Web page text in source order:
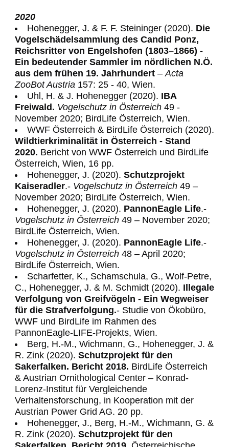
2020
Hohenegger, J. & F. F. Steininger (2020). Die
Vogelschädelsammlung des Candid Ponz,
Reichsritter von Engelshofen (1803–1866) -
Ein bedeutender Sammler im nördlichen N.Ö.
aus dem frühen 19. Jahrhundert – Acta
ZooBot Austria 157: 25 - 40, Wien.
Uhl, H. & J. Hohenegger (2020). IBA
Freiwald. Vogelschutz in Österreich 49 -
November 2020; BirdLife Österreich, Wien.
WWF Österreich & BirdLife Österreich (2020).
Wildtierkriminalität in Österreich - Stand
2020. Bericht von WWF Österreich und BirdLife
Österreich, Wien, 16 pp.
Hohenegger, J. (2020). Schutzprojekt
Kaiseradler.- Vogelschutz in Österreich 49 –
November 2020; BirdLife Österreich, Wien.
Hohenegger, J. (2020). PannonEagle Life.-
Vogelschutz in Österreich 49 – November 2020;
BirdLife Österreich, Wien.
Hohenegger, J. (2020). PannonEagle Life.-
Vogelschutz in Österreich 48 – April 2020;
BirdLife Österreich, Wien.
Scharfetter, K., Schamschula, G., Wolf-Petre,
C., Hohenegger, J. & M. Schmidt (2020). Illegale
Verfolgung von Greifvögeln - Ein Wegweiser
für die Strafverfolgung.- Studie von Ökobüro,
WWF und BirdLife im Rahmen des
PannonEagle-LIFE-Projekts, Wien.
Berg, H.-M., Wichmann, G., Hohenegger, J. &
R. Zink (2020). Schutzprojekt für den
Sakerfalken. Bericht 2018. BirdLife Österreich
& Austrian Ornithological Center – Konrad-
Lorenz-Institut für Vergleichende
Verhaltensforschung, in Kooperation mit der
Austrian Power Grid AG. 20 pp.
Hohenegger, J., Berg, H.-M., Wichmann, G. &
R. Zink (2020). Schutzprojekt für den